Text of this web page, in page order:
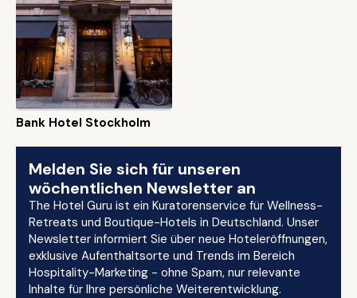
Bank Hotel Stockholm
Melden Sie sich für unseren
wöchentlichen Newsletter an
The Hotel Guru ist ein Kuratorenservice für Wellness-
Retreats und Boutique-Hotels in Deutschland. Unser
Newsletter informiert Sie über neue Hoteleröffnungen,
exklusive Aufenthaltsorte und Trends im Bereich
Hospitality-Marketing - ohne Spam, nur relevante
Inhalte für Ihre persönliche Weiterentwicklung.